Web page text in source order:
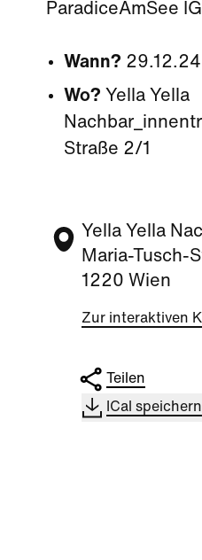
Yella Yella
Maria-Tusch-
1220 Wien
Zur interaktiven
Teilen
ICal speichern
ParadiceAmSee
Wann?
Wo? Yella Yella
Straße 2/1